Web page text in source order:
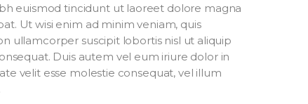
euismod tincidunt ut laoreet dolore magna
Ut wisi enim ad minim veniam, quis
ullamcorper suscipit lobortis nisl ut aliquip
Duis autem vel eum iriure dolor in
velit esse molestie consequat, vel illum